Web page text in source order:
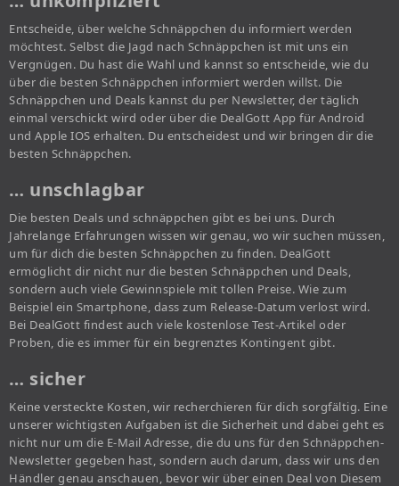
Entscheide, über welche Schnäppchen du informiert werden
möchtest. Selbst die Jagd nach Schnäppchen ist mit uns ein
Vergnügen. Du hast die Wahl und kannst so entscheide, wie du
über die besten Schnäppchen informiert werden willst. Die
Schnäppchen und Deals kannst du per Newsletter, der täglich
einmal verschickt wird oder über die DealGott App für Android
und Apple IOS erhalten. Du entscheidest und wir bringen dir die
besten Schnäppchen.
… unschlagbar
Die besten Deals und schnäppchen gibt es bei uns. Durch
Jahrelange Erfahrungen wissen wir genau, wo wir suchen müssen,
um für dich die besten Schnäppchen zu finden. DealGott
ermöglicht dir nicht nur die besten Schnäppchen und Deals,
sondern auch viele Gewinnspiele mit tollen Preise. Wie zum
Beispiel ein Smartphone, dass zum Release-Datum verlost wird.
Bei DealGott findest auch viele kostenlose Test-Artikel oder
Proben, die es immer für ein begrenztes Kontingent gibt.
… sicher
Keine versteckte Kosten, wir recherchieren für dich sorgfältig. Eine
unserer wichtigsten Aufgaben ist die Sicherheit und dabei geht es
nicht nur um die E-Mail Adresse, die du uns für den Schnäppchen-
Newsletter gegeben hast, sondern auch darum, dass wir uns den
Händler genau anschauen, bevor wir über einen Deal von Diesem